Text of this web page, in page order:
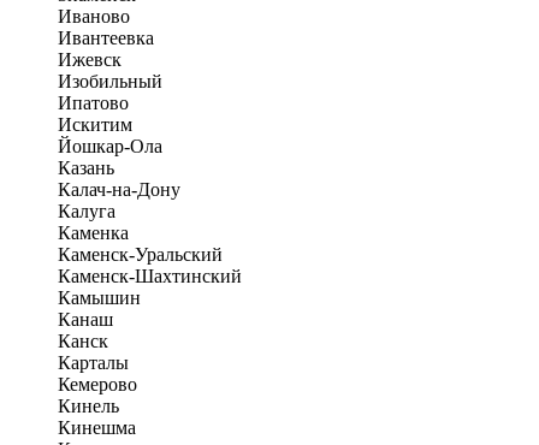
Иваново
Ивантеевка
Ижевск
Изобильный
Ипатово
Искитим
Йошкар-Ола
Казань
Калач-на-Дону
Калуга
Каменка
Каменск-Уральский
Каменск-Шахтинский
Камышин
Канаш
Канск
Карталы
Кемерово
Кинель
Кинешма